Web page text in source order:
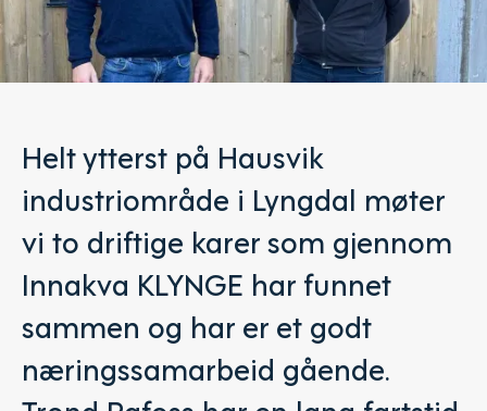
Helt ytterst på Hausvik
industriområde i Lyngdal møter
vi to driftige karer som gjennom
Innakva KLYNGE har funnet
sammen og har er et godt
næringssamarbeid gående.